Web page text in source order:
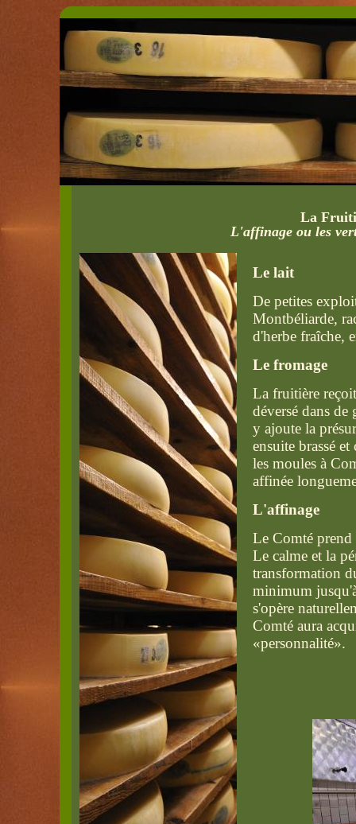
La
L'affinage ou les
Le lait
De petites
Montbéliarde,
d'herbe fraîche,
Le fromage
La fruitière
déversé dans
y ajoute la
ensuite brassé
les moules à
affinée
L'affinage
Le Comté
Le calme et la
transformation
minimum
s'opère
Comté aura
«personnalité».